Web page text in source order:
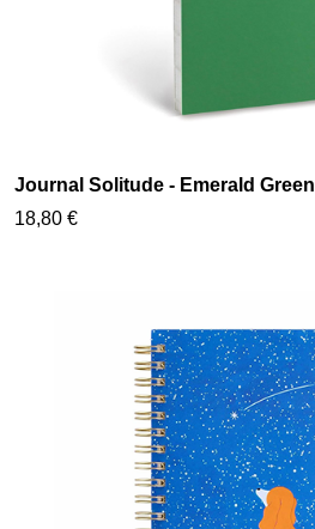
Journal Solitude - Emerald Green
18,80 €